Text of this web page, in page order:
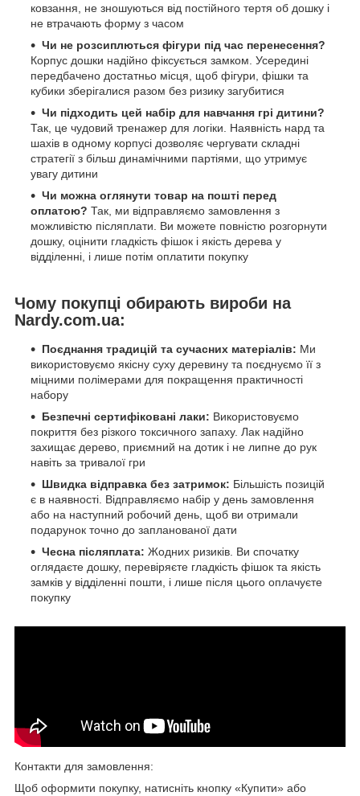
ковзання, не зношуються від постійного тертя об дошку і
не втрачають форму з часом
Чи не розсиплються фігури під час перенесення?
Корпус дошки надійно фіксується замком. Усередині
передбачено достатньо місця, щоб фігури, фішки та
кубики зберігалися разом без ризику загубитися
Чи підходить цей набір для навчання грі дитини?
Так, це чудовий тренажер для логіки. Наявність нард та
шахів в одному корпусі дозволяє чергувати складні
стратегії з більш динамічними партіями, що утримує
увагу дитини
Чи можна оглянути товар на пошті перед
оплатою? Так, ми відправляємо замовлення з
можливістю післяплати. Ви можете повністю розгорнути
дошку, оцінити гладкість фішок і якість дерева у
відділенні, і лише потім оплатити покупку
Чому покупці обирають вироби на
Nardy.com.ua:
Поєднання традицій та сучасних матеріалів: Ми
використовуємо якісну суху деревину та поєднуємо її з
міцними полімерами для покращення практичності
набору
Безпечні сертифіковані лаки: Використовуємо
покриття без різкого токсичного запаху. Лак надійно
захищає дерево, приємний на дотик і не липне до рук
навіть за тривалої гри
Швидка відправка без затримок: Більшість позицій
є в наявності. Відправляємо набір у день замовлення
або на наступний робочий день, щоб ви отримали
подарунок точно до запланованої дати
Чесна післяплата: Жодних ризиків. Ви спочатку
оглядаєте дошку, перевіряєте гладкість фішок та якість
замків у відділенні пошти, і лише після цього оплачуєте
покупку
Контакти для замовлення:
Щоб оформити покупку, натисніть кнопку «Купити» або